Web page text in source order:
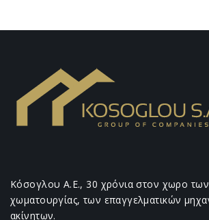
Κόσογλου Α.Ε., 30 χρόνια στον χωρο
χωματουργίας, των επαγγελματικών
ακίνητων.